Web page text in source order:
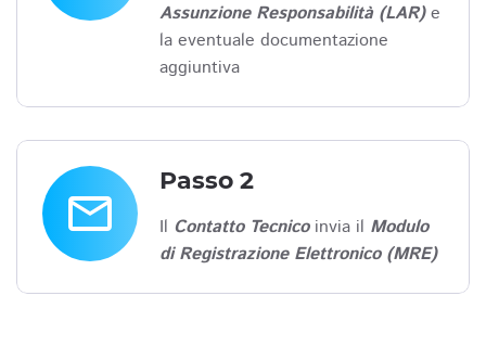
Assunzione Responsabilità (LAR)e
la eventuale documentazione
aggiuntiva
email
Passo 2
Il Contatto Tecnicoinvia il Modulo
di Registrazione Elettronico (MRE)